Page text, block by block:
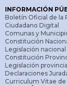
INFORMACIÓN
Boletín Oficial de la
Ciudadano Digital
Comunas y
Constitución
Legislación nacional
Constitución
Legislación
Declaraciones
Curriculum Vitae